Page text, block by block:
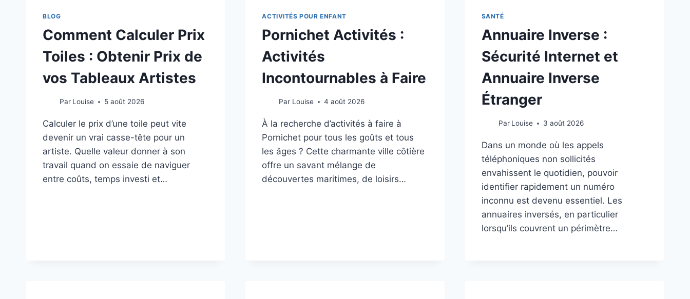
BLOG
Comment Calculer Prix
Toiles : Obtenir Prix de
vos Tableaux Artistes
Par Louise 5 août 2026
Calculer le prix d’une toile peut vite
devenir un vrai casse-tête pour un
artiste. Quelle valeur donner à son
travail quand on essaie de naviguer
entre coûts, temps investi et…
ACTIVITÉS POUR ENFANT
Pornichet Activités :
Activités
Incontournables à Faire
Par Louise 4 août 2026
À la recherche d’activités à faire à
Pornichet pour tous les goûts et tous
les âges ? Cette charmante ville côtière
offre un savant mélange de
découvertes maritimes, de loisirs…
SANTÉ
Annuaire Inverse :
Sécurité Internet et
Annuaire Inverse
Étranger
Par Louise 3 août 2026
Dans un monde où les appels
téléphoniques non sollicités
envahissent le quotidien, pouvoir
identifier rapidement un numéro
inconnu est devenu essentiel. Les
annuaires inversés, en particulier
lorsqu’ils couvrent un périmètre…